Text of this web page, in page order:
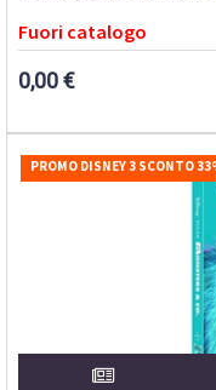
Fuori catalogo
0,00 €
PROMO DISNEY 3 SCONTO